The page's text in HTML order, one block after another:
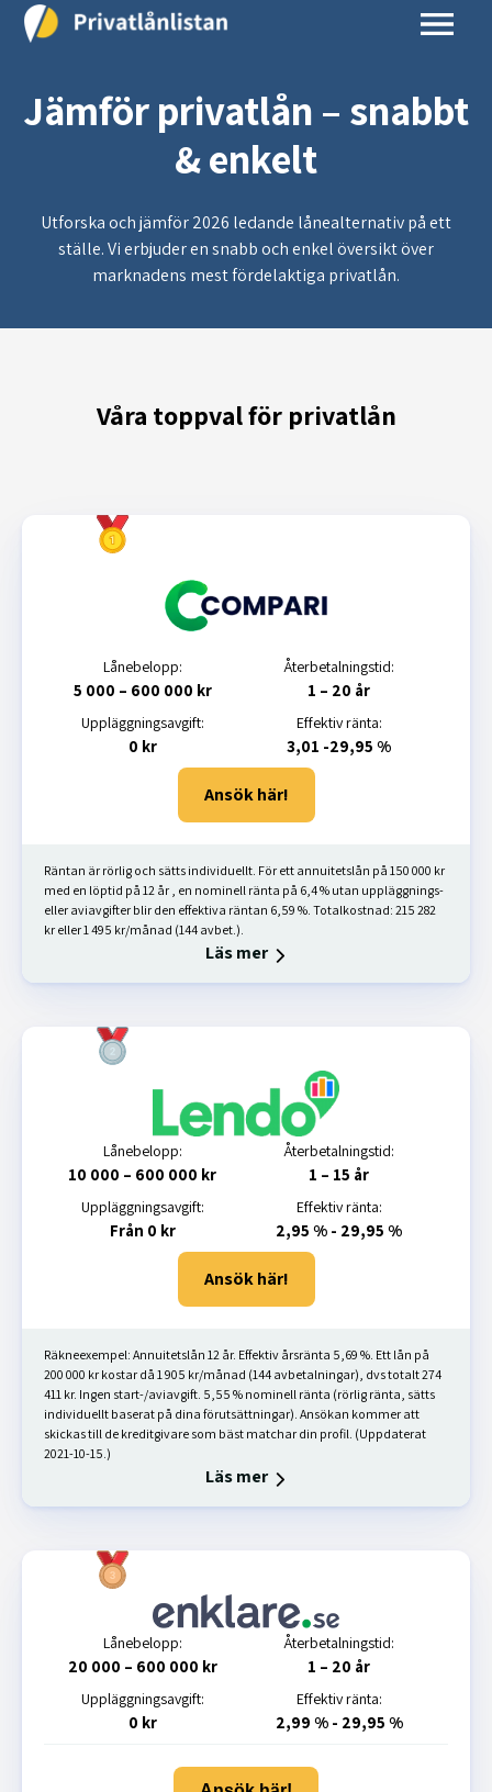
Jämför privatlån – snabbt
& enkelt
Utforska och jämför 2026 ledande lånealternativ på ett
ställe. Vi erbjuder en snabb och enkel översikt över
marknadens mest fördelaktiga privatlån.
Våra toppval för privatlån
Lånebelopp:
5 000 – 600 000 kr
Återbetalningstid:
1 – 20 år
Uppläggningsavgift:
0 kr
Effektiv ränta:
3,01 -29,95 %
Ansök här!
Räntan är rörlig och sätts individuellt. För ett annuitetslån på 150 000 kr
med en löptid på 12 år , en nominell ränta på 6,4 % utan uppläggnings-
eller aviavgifter blir den effektiva räntan 6,59 %. Totalkostnad: 215 282
kr eller 1 495 kr/månad (144 avbet.).
Läs mer
Lånebelopp:
10 000 – 600 000 kr
Återbetalningstid:
1 – 15 år
Uppläggningsavgift:
Från 0 kr
Effektiv ränta:
2,95 % - 29,95 %
Ansök här!
Räkneexempel: Annuitetslån 12 år. Effektiv årsränta 5,69 %. Ett lån på
200 000 kr kostar då 1 905 kr/månad (144 avbetalningar), dvs totalt 274
411 kr. Ingen start-/aviavgift. 5,55 % nominell ränta (rörlig ränta, sätts
individuellt baserat på dina förutsättningar). Ansökan kommer att
skickas till de kreditgivare som bäst matchar din profil. (Uppdaterat
2021-10-15.)
Läs mer
Lånebelopp:
20 000 – 600 000 kr
Återbetalningstid:
1 – 20 år
Uppläggningsavgift:
0 kr
Effektiv ränta:
2,99 % - 29,95 %